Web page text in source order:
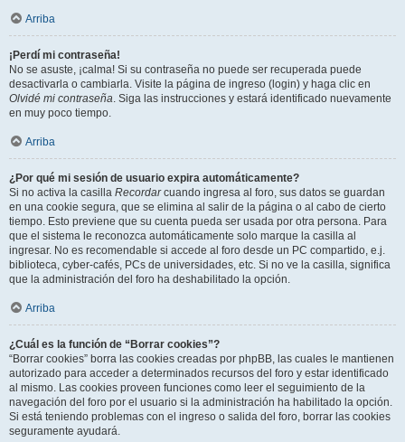
Arriba
¡Perdí mi contraseña!
No se asuste, ¡calma! Si su contraseña no puede ser recuperada puede
desactivarla o cambiarla. Visite la página de ingreso (login) y haga clic en
Olvidé mi contraseña. Siga las instrucciones y estará identificado nuevamente
en muy poco tiempo.
Arriba
¿Por qué mi sesión de usuario expira automáticamente?
Si no activa la casilla Recordarcuando ingresa al foro, sus datos se guardan
en una cookie segura, que se elimina al salir de la página o al cabo de cierto
tiempo. Esto previene que su cuenta pueda ser usada por otra persona. Para
que el sistema le reconozca automáticamente solo marque la casilla al
ingresar. No es recomendable si accede al foro desde un PC compartido, e.j.
biblioteca, cyber-cafés, PCs de universidades, etc. Si no ve la casilla, significa
que la administración del foro ha deshabilitado la opción.
Arriba
¿Cuál es la función de “Borrar cookies”?
“Borrar cookies” borra las cookies creadas por phpBB, las cuales le mantienen
autorizado para acceder a determinados recursos del foro y estar identificado
al mismo. Las cookies proveen funciones como leer el seguimiento de la
navegación del foro por el usuario si la administración ha habilitado la opción.
Si está teniendo problemas con el ingreso o salida del foro, borrar las cookies
seguramente ayudará.